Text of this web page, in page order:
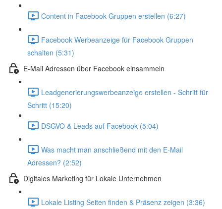
Content in Facebook Gruppen erstellen (6:27)
Facebook Werbeanzeige für Facebook Gruppen
schalten (5:31)
E-Mail Adressen über Facebook einsammeln
Leadgenerierungswerbeanzeige erstellen - Schritt für
Schritt (15:20)
DSGVO & Leads auf Facebook (5:04)
Was macht man anschließend mit den E-Mail
Adressen? (2:52)
Digitales Marketing für Lokale Unternehmen
Lokale Listing Seiten finden & Präsenz zeigen (3:36)